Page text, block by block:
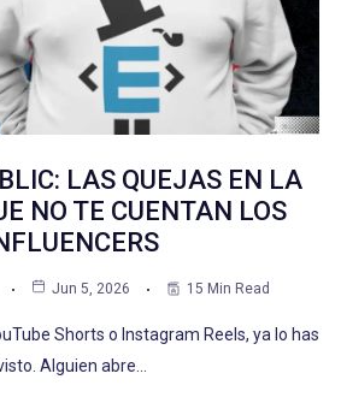
LAS QUEJAS EN LA
NO TE CUENTAN LOS
Jun 5, 2026 15 Min Read
Shorts o Instagram Reels, ya lo has
Alguien abre…